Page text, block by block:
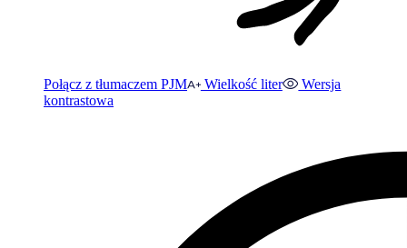
Połącz z tłumaczem PJM Wielkość liter
Wersja
kontrastowa